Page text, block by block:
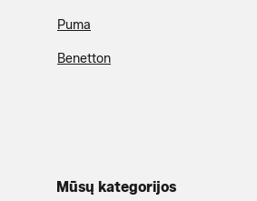
Puma
Benetton
Mūsų kategorijos